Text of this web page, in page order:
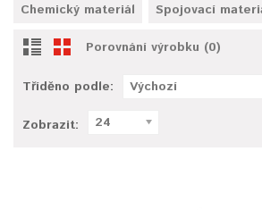
Chemický materiál
Spojovací
Porovnání výrobku (0)
Tříděno podle: Výchozí
Zobrazit: 24